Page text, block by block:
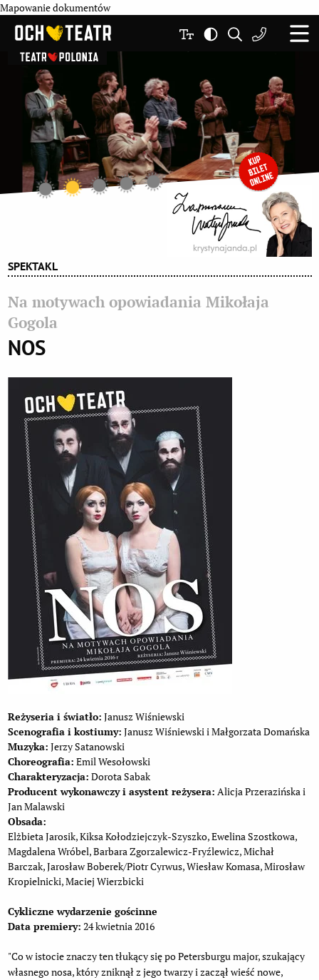
Mapowanie dokumentów
SPEKTAKL
Na motywach opowiadania Mikołaja
Gogola
NOS
Reżyseria i światło: Janusz Wiśniewski
Scenografia i kostiumy: Janusz Wiśniewski i Małgorzata Domańska
Muzyka: Jerzy Satanowski
Choreografia: Emil Wesołowski
Charakteryzacja: Dorota Sabak
Producent wykonawczy i asystent reżysera: Alicja Przerazińska i
Jan Malawski
Obsada:
Elżbieta Jarosik, Kiksa Kołodziejczyk-Szyszko, Ewelina Szostkowa,
Magdalena Wróbel, Barbara Zgorzalewicz-Fryźlewicz, Michał
Barczak, Jarosław Boberek/Piotr Cyrwus, Wiesław Komasa, Mirosław
Kropielnicki, Maciej Wierzbicki
Cykliczne wydarzenie gościnne
Data premiery: 24 kwietnia 2016
"Co w istocie znaczy ten tłukący się po Petersburgu major, szukający
własnego nosa, który zniknął z jego twarzy i zaczął wieść nowe,